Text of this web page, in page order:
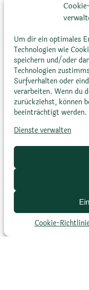
Um dir ein optimales
Technologien wie
speichern und/oder
Technologien
Surfverhalten oder
verarbeiten. Wenn du
zurückziehst, können
beeinträchtigt werden.
Dienste verwalten
Cookie-
Kleine